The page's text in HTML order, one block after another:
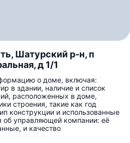
Шатурский р-н, п
д 1/1
о доме, включая:
в здании, наличие и список
расположенных в доме,
строения, такие как год
конструкции и использованные
управляющей компании: её
и качество